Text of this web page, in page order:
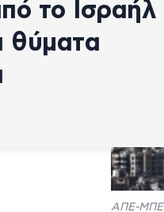
το Ισραήλ
θύματα
ΑΠΕ-ΜΠΕ